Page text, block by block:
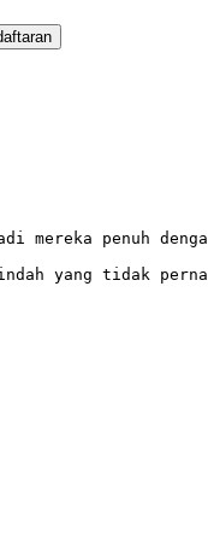
mereka penuh
yang tidak